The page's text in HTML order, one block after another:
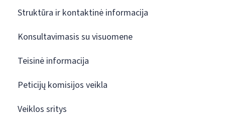
Struktūra ir kontaktinė informacija
Konsultavimasis su visuomene
Teisinė informacija
Peticijų komisijos veikla
Veiklos sritys